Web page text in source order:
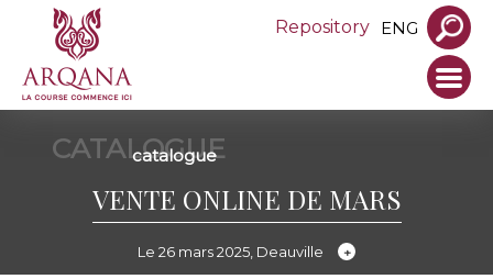
Repository ENG
CATALOGUE
catalogue
VENTE ONLINE DE MARS
Le 26 mars 2025, Deauville